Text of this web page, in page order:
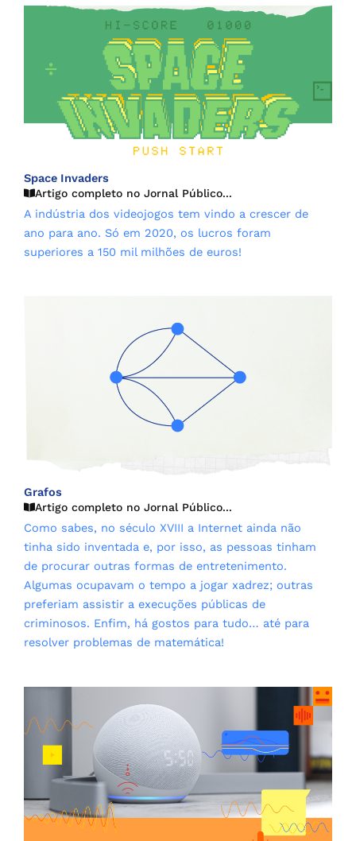
Space Invaders
Artigo completo no Jornal Público...
A indústria dos videojogos tem vindo a crescer de
ano para ano. Só em 2020, os lucros foram
superiores a 150 mil milhões de euros!
Grafos
Artigo completo no Jornal Público...
Como sabes, no século XVIII a Internet ainda não
tinha sido inventada e, por isso, as pessoas tinham
de procurar outras formas de entretenimento.
Algumas ocupavam o tempo a jogar xadrez; outras
preferiam assistir a execuções públicas de
criminosos. Enfim, há gostos para tudo… até para
resolver problemas de matemática!